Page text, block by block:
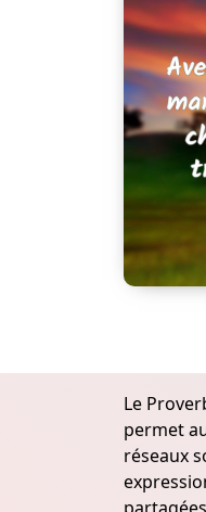
Le
permet
réseaux